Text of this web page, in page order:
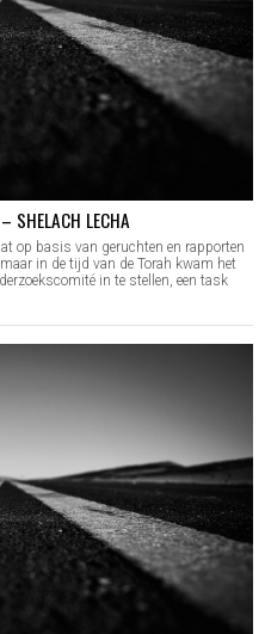
SHELACH LECHA
op basis van geruchten en rapporten
in de tijd van de Torah kwam het
in te stellen, een task